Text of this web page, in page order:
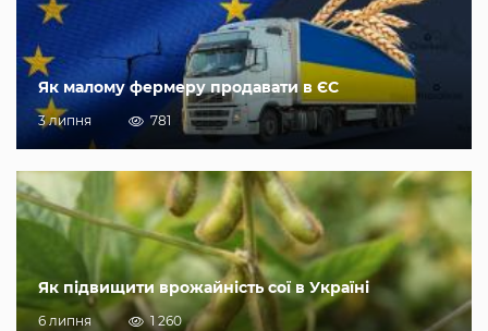
Як малому фермеру продавати в ЄС
3 липня 781
Як підвищити врожайність сої в Україні
6 липня 1 260